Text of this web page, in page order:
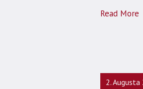
Read More
2. Augusta